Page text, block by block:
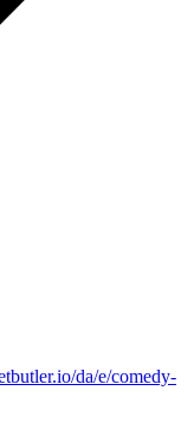
da/e/comedy-